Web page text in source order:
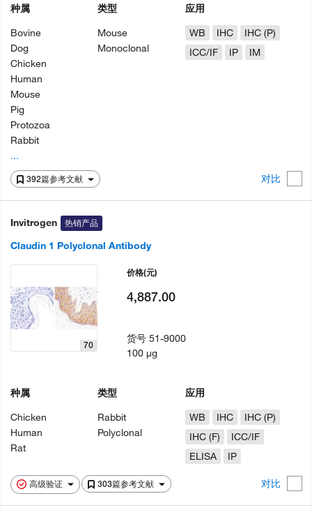
392篇参考文献 对比
种属
Bovine
Dog
Chicken
Human
Mouse
Pig
Protozoa
Rabbit
...
类型
Mouse
Monoclonal
应用
WB
IHC
IHC (P)
ICC/IF
IP IM
Invitrogen 热销产品
Claudin 1 Polyclonal Antibody
高级验证 303篇参考文献 对比
70
种属
Chicken
Human
Rat
类型
Rabbit
Polyclonal
应用
WB
IHC
IHC (P)
IHC (F)
ICC/IF
ELISA
IP
价格(元)
4,887.00
货号51-9000
100 µg